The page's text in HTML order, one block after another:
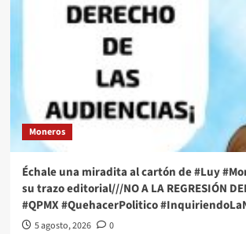
Moneros
Échale una miradita al cartón de #Luy
su trazo editorial///NO A LA REGRESIÓN
#QPMX #QuehacerPolitico
5 agosto, 2026 0